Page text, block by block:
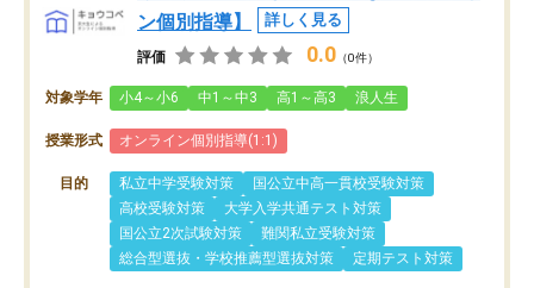
ン個別指導】
詳しく見る
評価 0.0 （0件）
対象学年 小4～小6 中1～中3 高1～高3 浪人生
授業形式 オンライン個別指導(1:1)
目的 私立中学受験対策
国公立中高一貫校受験対策
高校受験対策
大学入学共通テスト対策
国公立2次試験対策
難関私立受験対策
総合型選抜・学校推薦型選抜対策
定期テスト対策